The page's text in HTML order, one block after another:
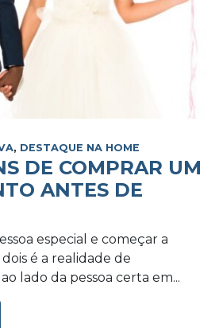
, DESTAQUE NA HOME
DE COMPRAR UM
ANTES DE
especial e começar a
é a realidade de
lado da pessoa certa em...